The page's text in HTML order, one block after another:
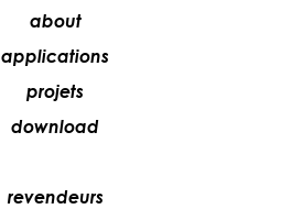
about
applications
projets
download
revendeurs